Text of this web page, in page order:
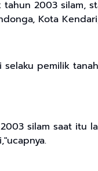
tahun 2003 silam,
Kota
selaku pemilik
silam saat itu